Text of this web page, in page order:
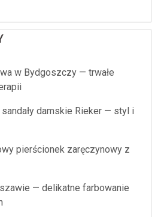
w Bydgoszczy — trwałe
damskie Rieker — styl i
pierścionek zaręczynowy z
— delikatne farbowanie